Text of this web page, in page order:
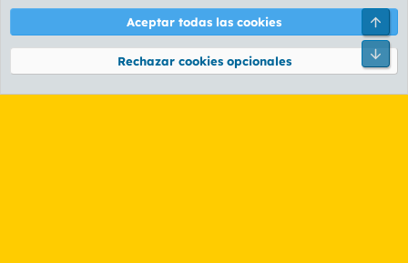
Términos y reglas Política de privacidad Ayuda
Community platform by XenForo® © 2010-2026 XenForo Ltd.
Aceptar todas las cookies
Rechazar cookies opcionales
Pie